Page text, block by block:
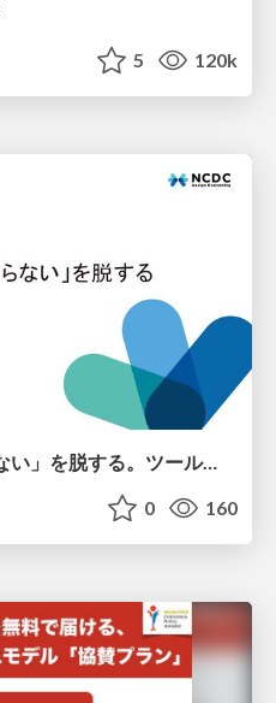
5 120k
「AIを入れたのに変わらない」を脱する。ツール導入から文化定着まで、1年間の実践知を公開
0 160